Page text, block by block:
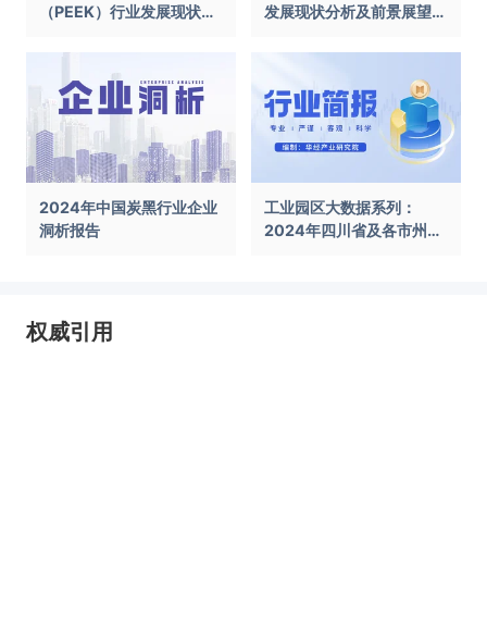
（PEEK）行业发展现状及
发展现状分析及前景展望报
2024年中国炭黑行业企业
洞析报告
工业园区大数据系列：
2024年四川省及各市州工
权威引用